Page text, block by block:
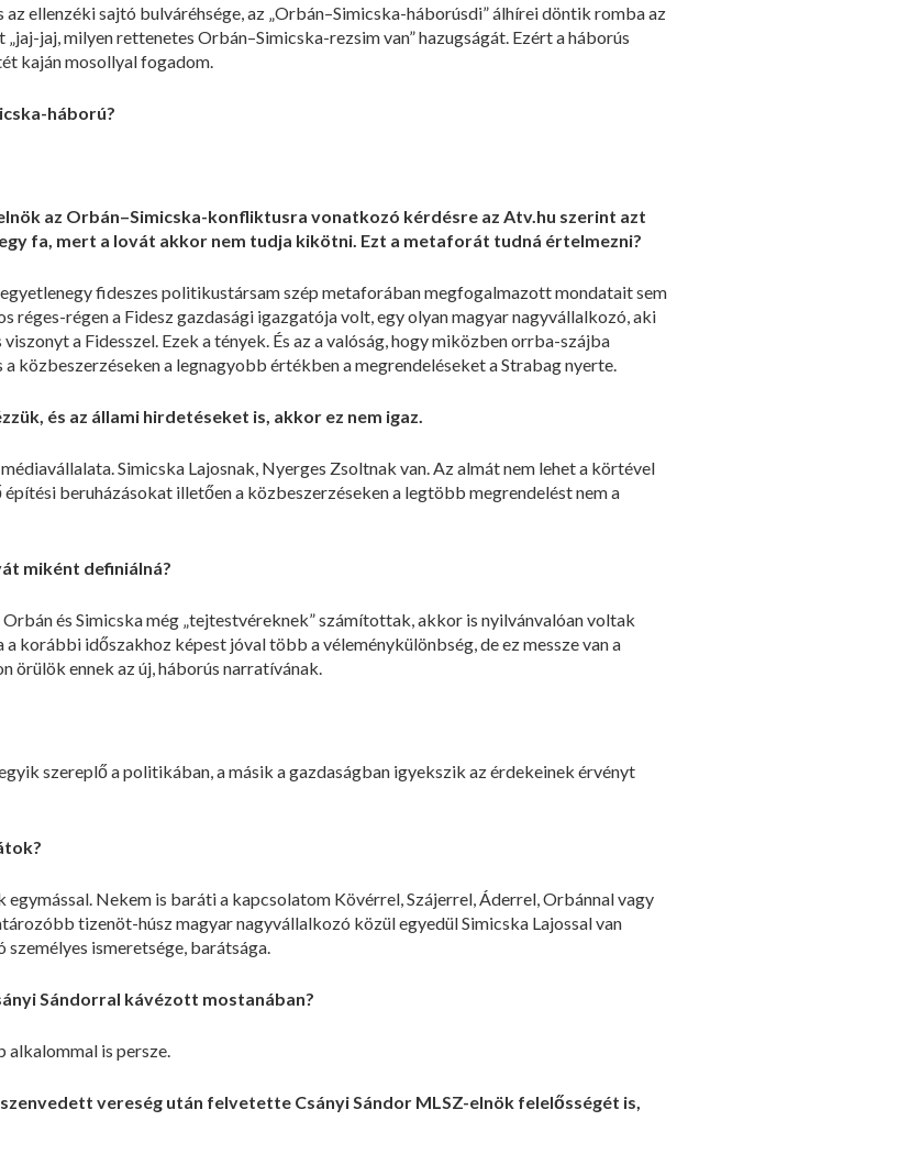
ellenzéki sajtó bulváréhsége, az „Orbán–Simicska-háborúsdi” álhírei döntik romba az
jaj, milyen rettenetes Orbán–Simicska-rezsim van” hazugságát. Ezért a háborús
kaján mosollyal fogadom.
háború?
az Orbán–Simicska-konfliktusra vonatkozó kérdésre az Atv.hu szerint azt
fa, mert a lovát akkor nem tudja kikötni. Ezt a metaforát tudná értelmezni?
fideszes politikustársam szép metaforában megfogalmazott mondatait sem
réges-régen a Fidesz gazdasági igazgatója volt, egy olyan magyar nagyvállalkozó, aki
a Fidesszel. Ezek a tények. És az a valóság, hogy miközben orrba-szájba
közbeszerzéseken a legnagyobb értékben a megrendeléseket a Strabag nyerte.
és az állami hirdetéseket is, akkor ez nem igaz.
Simicska Lajosnak, Nyerges Zsoltnak van. Az almát nem lehet a körtével
beruházásokat illetően a közbeszerzéseken a legtöbb megrendelést nem a
miként definiálná?
és Simicska még „tejtestvéreknek” számítottak, akkor is nyilvánvalóan voltak
korábbi időszakhoz képest jóval több a véleménykülönbség, de ez messze van a
örülök ennek az új, háborús narratívának.
szereplő a politikában, a másik a gazdaságban igyekszik az érdekeinek érvényt
Nekem is baráti a kapcsolatom Kövérrel, Szájerrel, Áderrel, Orbánnal vagy
tizenöt-húsz magyar nagyvállalkozó közül egyedül Simicska Lajossal van
ismeretsége, barátsága.
Sándorral kávézott mostanában?
alkalommal is persze.
vereség után felvetette Csányi Sándor MLSZ-elnök felelősségét is,